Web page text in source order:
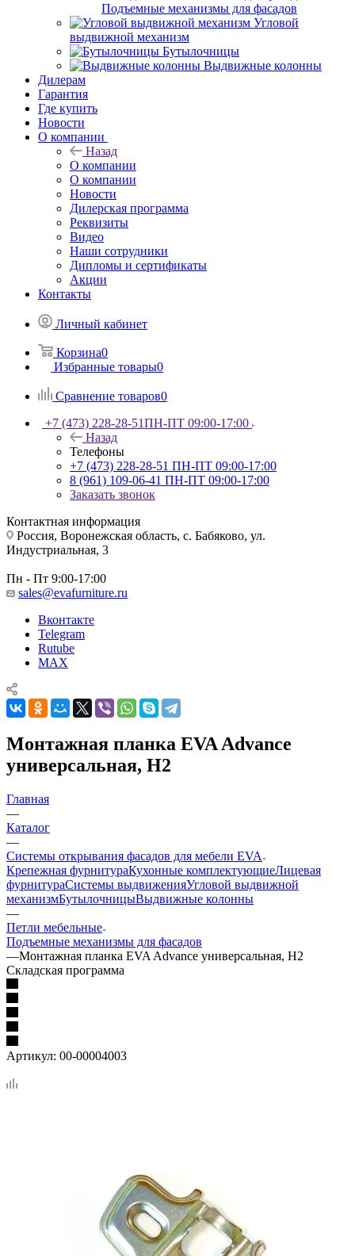
Подъемные механизмы для фасадов
Угловой
выдвижной механизм
Бутылочницы
Выдвижные колонны
Дилерам
Гарантия
Где купить
Новости
О компании
Назад
О компании
О компании
Новости
Дилерская программа
Реквизиты
Видео
Наши сотрудники
Дипломы и сертификаты
Акции
Контакты
Личный кабинет
Корзина0
Избранные товары0
Сравнение товаров0
+7 (473) 228-28-51ПН-ПТ 09:00-17:00
Назад
Телефоны
+7 (473) 228-28-51 ПН-ПТ 09:00-17:00
8 (961) 109-06-41 ПН-ПТ 09:00-17:00
Заказать звонок
Контактная информация
Россия, Воронежская область, с. Бабяково, ул.
Индустриальная, 3
Пн - Пт 9:00-17:00
sales@evafurniture.ru
Вконтакте
Telegram
Rutube
MAX
Монтажная планка EVA Advance
универсальная, H2
Главная
—
Каталог
—
Системы открывания фасадов для мебели EVA
Крепежная фурнитураКухонные комплектующиеЛицевая
фурнитураСистемы выдвиженияУгловой выдвижной
механизмБутылочницыВыдвижные колонны
—
Петли мебельные
Подъемные механизмы для фасадов
—Монтажная планка EVA Advance универсальная, H2
Складская программа
Артикул: 00-00004003